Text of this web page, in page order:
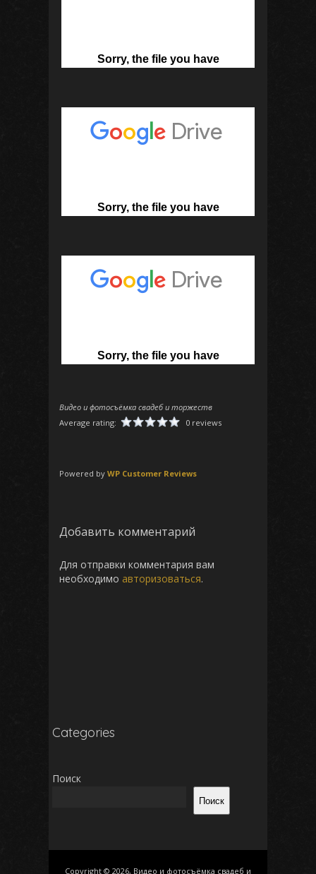
Видео и фотосъёмка свадеб и торжеств
Average rating:
0 reviews
Powered by WP Customer Reviews
Добавить комментарий
Для отправки комментария вам
необходимо авторизоваться.
Categories
Поиск
Поиск
Copyright © 2026, Видео и фотосъёмка свадеб и